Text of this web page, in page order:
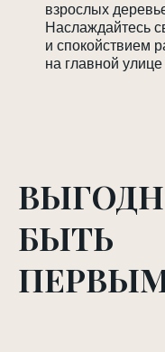
взрослых
Наслаждайтесь
и спокойствием
на главной улице
БЫТЬ